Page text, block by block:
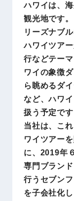
ハワイは、
観光地です
リーズナブ
ハワイツア
行などテー
ワイの象徴
ら眺めるダ
など、ハワ
扱う予定です
当社は、こ
ワイツアー
に、2019年
専門ブラン
行うセブン
を子会社化